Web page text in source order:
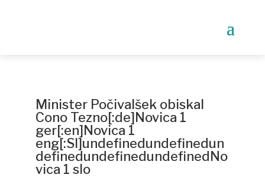
Minister Počivalšek obiskal
Cono Tezno[:de]Novica 1
ger[:en]Novica 1
eng[:Sl]undefinedundefinedun
definedundefinedundefinedNo
vica 1 slo